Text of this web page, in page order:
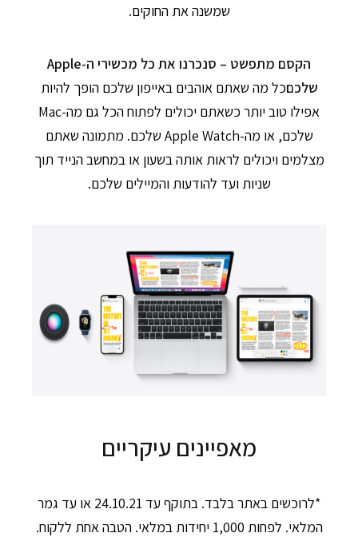
שמשנה את החוקים.
הקסם מתפשט – סנכרנו את כל מכשירי ה-Apple
שלכםכל מה שאתם אוהבים באייפון שלכם הופך להיות
אפילו טוב יותר כשאתם יכולים לפתוח הכל גם מה-Mac
שלכם, או מה-Apple Watch שלכם. מתמונה שאתם
מצלמים ויכולים לראות אותה בשעון או במחשב הנייד תוך
שניות ועד להודעות והמיילים שלכם.
מאפיינים עיקריים
*לרוכשים באתר בלבד. בתוקף עד 24.10.21 או עד גמר
המלאי. לפחות 1,000 יחידות במלאי. הטבה אחת ללקוח.